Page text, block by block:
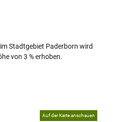
Stadtgebiet Paderborn wird
von 3 % erhoben.
Auf der Karte anschauen